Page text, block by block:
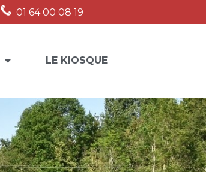
01 64 00 08 19
LE KIOSQUE